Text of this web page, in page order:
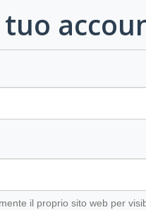
tuo
il proprio sito web per